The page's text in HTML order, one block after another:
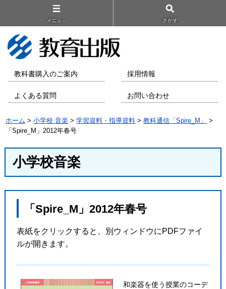
メニュ－ さがす
教科書購入のご案内 採用情報
よくある質問 お問い合わせ
ホーム >小学校 音楽 >学習資料・指導資料 >教科通信「Spire_M」
>
「Spire_M」2012年春号
小学校音楽
「Spire_M」2012年春号
表紙をクリックすると、別ウィンドウにPDFファイ
ルが開きます。
和楽器を使う授業のコーデ